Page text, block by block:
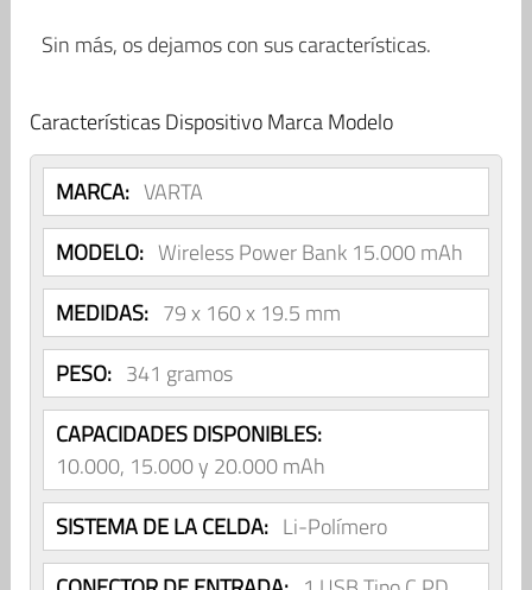
Sin más, os dejamos con sus características.
Características Dispositivo Marca Modelo
MARCA: VARTA
MODELO: Wireless Power Bank 15.000 mAh
MEDIDAS: 79 x 160 x 19.5 mm
PESO: 341 gramos
CAPACIDADES DISPONIBLES:
10.000, 15.000 y 20.000 mAh
SISTEMA DE LA CELDA: Li-Polímero